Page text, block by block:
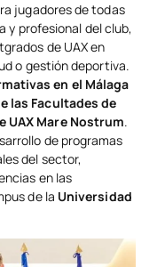
jugadores de todas
y profesional del club,
de UAX en
o gestión deportiva.
en el Málaga
las Facultades de
UAX Mare Nostrum.
de programas
del sector,
en las
de la Universidad